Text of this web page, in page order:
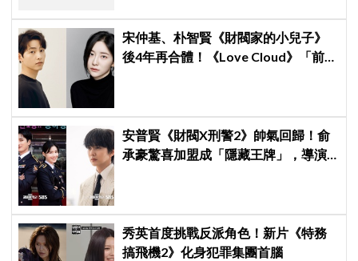
宋仲基、朴智賢《財閥家的小兒子》
後4年再合體！《Love Cloud》「前任
安普賢《財閥X刑警2》帥氣回歸！俞
承豪驚喜加盟成「隱藏王牌」，導演
秀英首度挑戰反派角色！新片《特務
搞飛機2》化身犯罪集團首腦